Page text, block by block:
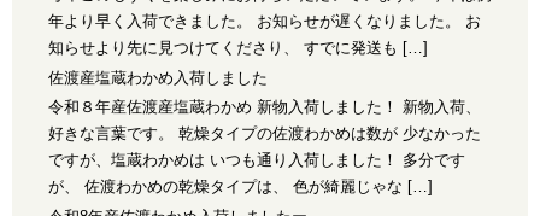
年より早く入荷できました。 お知らせが遅くなりました。 お
知らせより先に見つけてくださり、 すでに発送も […]
佐渡産塩蔵わかめ入荷しました
令和８年産佐渡産塩蔵わかめ 新物入荷しました！ 新物入荷、
好きな言葉です。 乾燥タイプの佐渡わかめは数が 少なかった
ですが、塩蔵わかめは いつも通り入荷しました！ 多分です
が、 佐渡わかめの乾燥タイプは、 色が綺麗じゃな […]